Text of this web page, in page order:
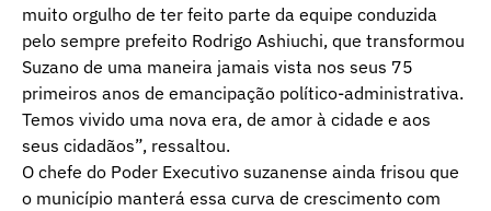
muito orgulho de ter feito parte da equipe conduzida
pelo sempre prefeito Rodrigo Ashiuchi, que transformou
Suzano de uma maneira jamais vista nos seus 75
primeiros anos de emancipação político-administrativa.
Temos vivido uma nova era, de amor à cidade e aos
seus cidadãos”, ressaltou.
O chefe do Poder Executivo suzanense ainda frisou que
o município manterá essa curva de crescimento com